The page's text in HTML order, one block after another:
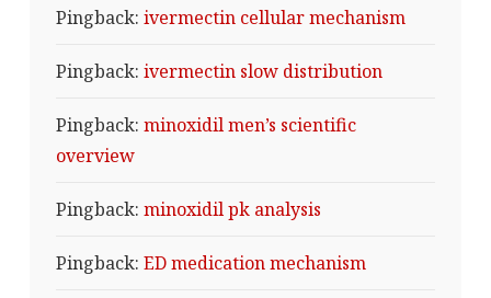
Pingback: ivermectin cellular mechanism
Pingback: ivermectin slow distribution
Pingback: minoxidil men’s scientific
overview
Pingback: minoxidil pk analysis
Pingback: ED medication mechanism